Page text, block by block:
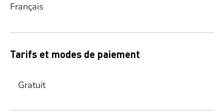
Français
Tarifs et modes de paiement
Gratuit